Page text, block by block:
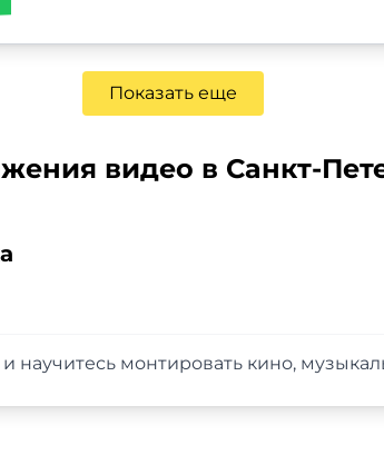
Показать еще
видео в Санкт-
научитесь монтировать кино,